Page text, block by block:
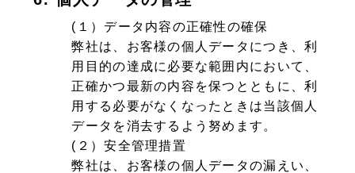
(１）データ内容の正確性の確保
弊社は、お客様の個人データにつき、利
用目的の達成に必要な範囲内において、
正確かつ最新の内容を保つとともに、利
用する必要がなくなったときは当該個人
データを消去するよう努めます。
(２）安全管理措置
弊社は、お客様の個人データの漏えい、